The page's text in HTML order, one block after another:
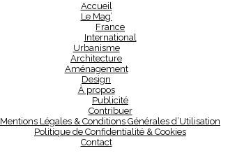
Accueil
Le Mag’
France
International
Urbanisme
Architecture
Aménagement
Design
À propos
Publicité
Contribuer
Mentions Légales & Conditions Générales d’Utilisation
Politique de Confidentialité & Cookies
Contact